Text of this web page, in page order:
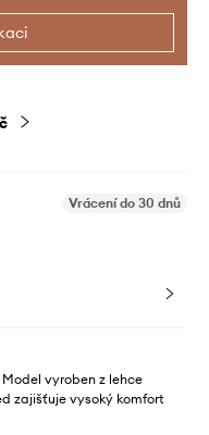
Vrácení do 30 dnů
vyroben z lehce
zajišťuje vysoký komfort